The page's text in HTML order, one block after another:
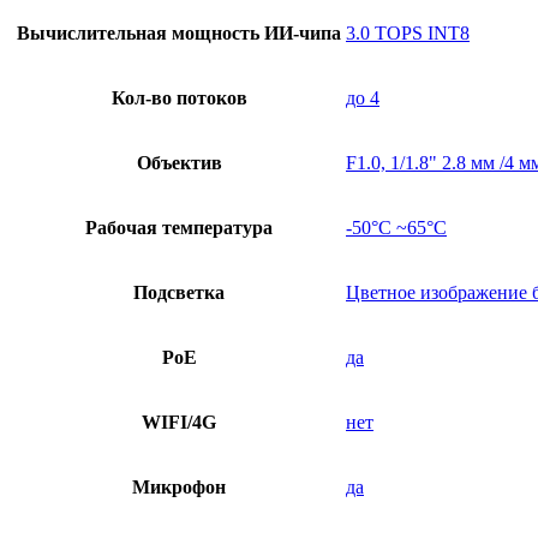
Вычислительная мощность ИИ-чипа 3.0 TOPS INT8
Кол-во потоков до 4
Объектив F1.0, 1/1.8" 2.8 мм /4
Рабочая температура -50°C ~65°C
Подсветка Цветное изображение
PoE да
WIFI/4G нет
Микрофон да